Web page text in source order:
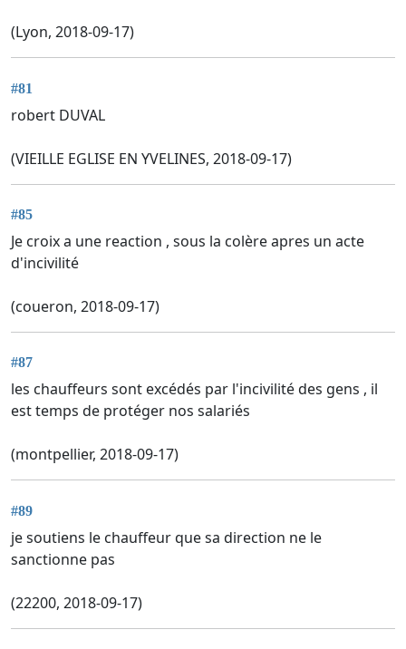
(Lyon, 2018-09-17)
#81
robert DUVAL
(VIEILLE EGLISE EN YVELINES, 2018-09-17)
#85
Je croix a une reaction , sous la colère apres un acte
d'incivilité
(coueron, 2018-09-17)
#87
les chauffeurs sont excédés par l'incivilité des gens , il
est temps de protéger nos salariés
(montpellier, 2018-09-17)
#89
je soutiens le chauffeur que sa direction ne le
sanctionne pas
(22200, 2018-09-17)